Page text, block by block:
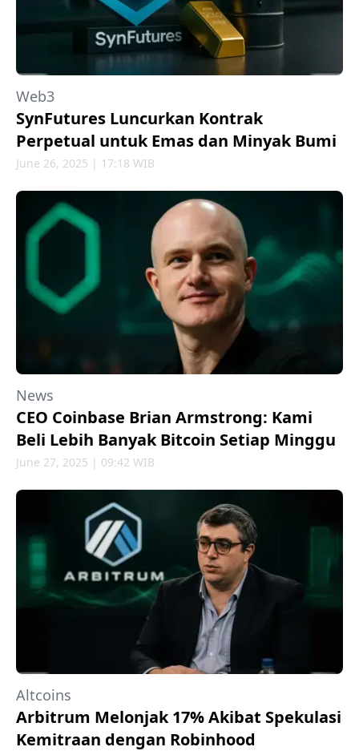
Web3
SynFutures Luncurkan Kontrak
Perpetual untuk Emas dan Minyak Bumi
June 26, 2025 | 17:18 WIB
News
CEO Coinbase Brian Armstrong: Kami
Beli Lebih Banyak Bitcoin Setiap Minggu
June 27, 2025 | 09:42 WIB
Altcoins
Arbitrum Melonjak 17% Akibat Spekulasi
Kemitraan dengan Robinhood